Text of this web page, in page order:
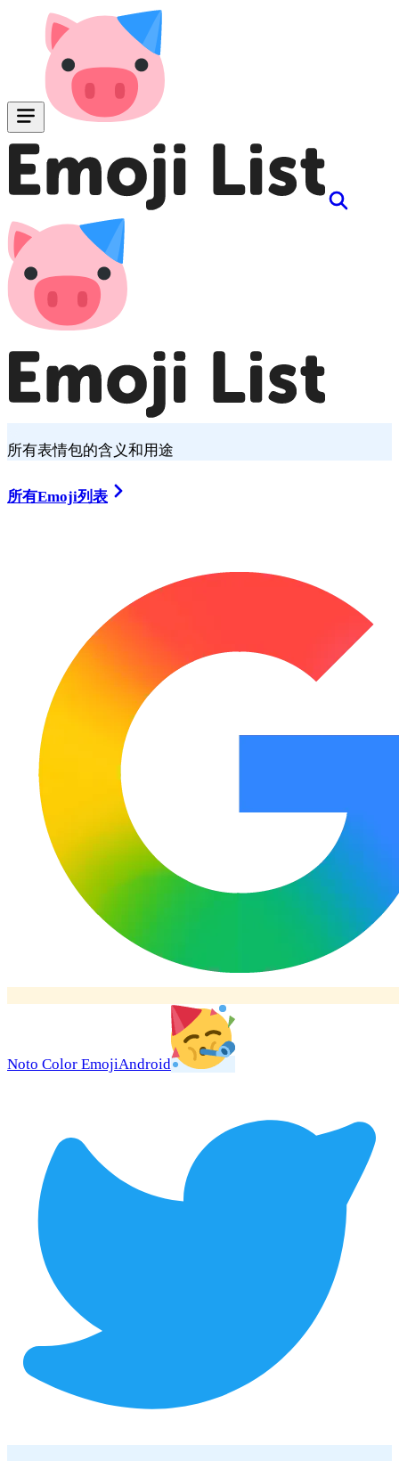
所有表情包的含义和用途
所有Emoji列表
Noto Color EmojiAndroid